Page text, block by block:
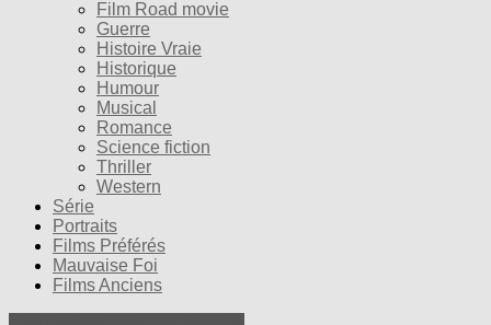
Film Road movie
Guerre
Histoire Vraie
Historique
Humour
Musical
Romance
Science fiction
Thriller
Western
Série
Portraits
Films Préférés
Mauvaise Foi
Films Anciens